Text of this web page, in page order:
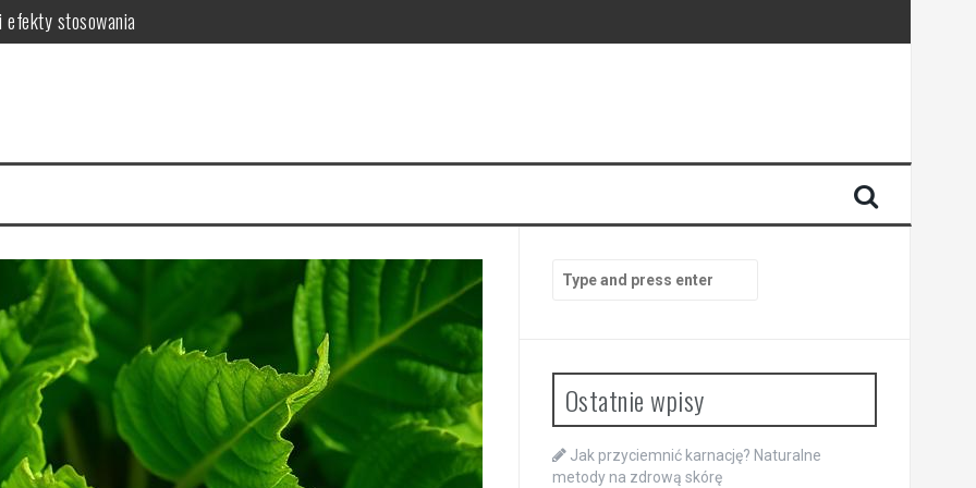
efekty stosowania
i jak się chronić?
na zdrową skórę
szafę i dodatki do komfortowego snu i stylu sypialni
for:
Ostatnie wpisy
Jak przyciemnić karnację? Naturalne
metody na zdrową skórę